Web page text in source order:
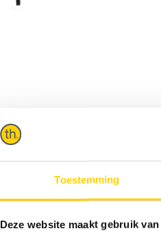
Toestemming
Deze website maakt gebruik